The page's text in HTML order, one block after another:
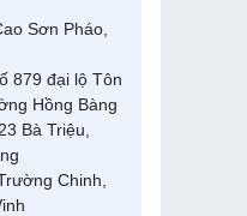
Sơn Pháo,
879 đại lộ Tôn
Hồng Bàng
Bà Triệu,
Chinh,